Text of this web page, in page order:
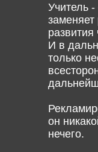
Учитель
развития
И в
только
он
нечего.